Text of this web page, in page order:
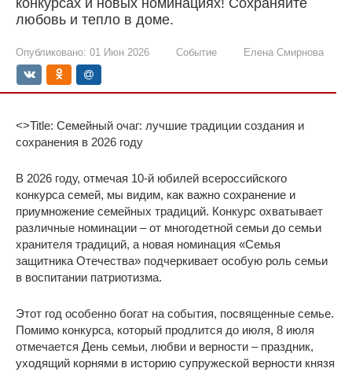
конкурсах и новых номинациях! Сохраняйте
любовь и тепло в доме.
Опубликовано: 01 Июн 2026 Событие Елена Смирнова
<>Title: Семейный очаг: лучшие традиции создания и
сохранения в 2026 году
В 2026 году, отмечая 10-й юбилей всероссийского
конкурса семей, мы видим, как важно сохранение и
приумножение семейных традиций. Конкурс охватывает
различные номинации – от многодетной семьи до семьи
хранителя традиций, а новая номинация «Семья
защитника Отечества» подчеркивает особую роль семьи
в воспитании патриотизма.
Этот год особенно богат на события, посвященные семье.
Помимо конкурса, который продлится до июля, 8 июля
отмечается День семьи, любви и верности – праздник,
уходящий корнями в историю супружеской верности князя